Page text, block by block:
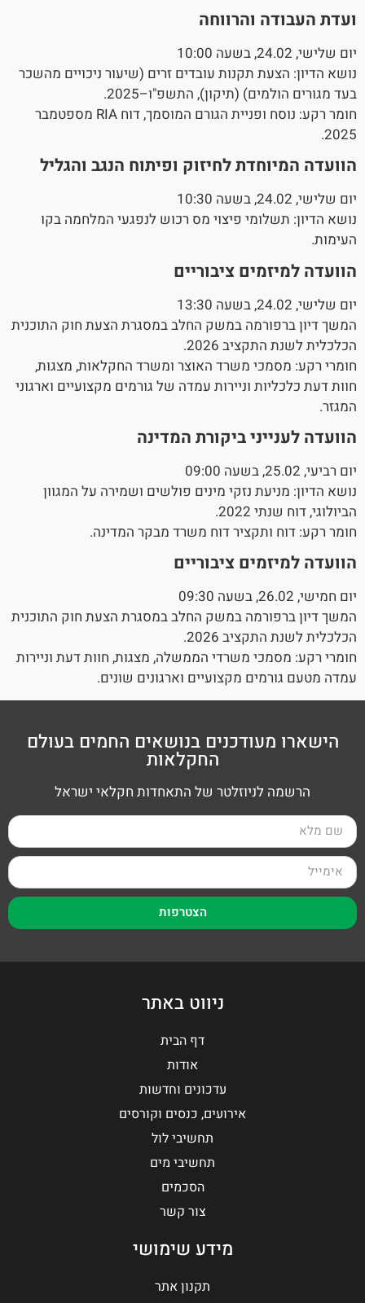
ועדת העבודה והרווחה
יום שלישי, 24.02, בשעה 10:00
נושא הדיון: הצעת תקנות עובדים זרים (שיעור ניכויים מהשכר
בעד מגורים הולמים) (תיקון), התשפ"ו–2025.
חומר רקע: נוסח ופניית הגורם המוסמך, דוח RIA מספטמבר
2025.
הוועדה המיוחדת לחיזוק ופיתוח הנגב והגליל
יום שלישי, 24.02, בשעה 10:30
נושא הדיון: תשלומי פיצוי מס רכוש לנפגעי המלחמה בקו
העימות.
הוועדה למיזמים ציבוריים
יום שלישי, 24.02, בשעה 13:30
המשך דיון ברפורמה במשק החלב במסגרת הצעת חוק התוכנית
הכלכלית לשנת התקציב 2026.
חומרי רקע: מסמכי משרד האוצר ומשרד החקלאות, מצגות,
חוות דעת כלכליות וניירות עמדה של גורמים מקצועיים וארגוני
המגזר.
הוועדה לענייני ביקורת המדינה
יום רביעי, 25.02, בשעה 09:00
נושא הדיון: מניעת נזקי מינים פולשים ושמירה על המגוון
הביולוגי, דוח שנתי 2022.
חומר רקע: דוח ותקציר דוח משרד מבקר המדינה.
הוועדה למיזמים ציבוריים
יום חמישי, 26.02, בשעה 09:30
המשך דיון ברפורמה במשק החלב במסגרת הצעת חוק התוכנית
הכלכלית לשנת התקציב 2026.
חומרי רקע: מסמכי משרדי הממשלה, מצגות, חוות דעת וניירות
עמדה מטעם גורמים מקצועיים וארגונים שונים.
הישארו מעודכנים בנושאים החמים בעולם
החקלאות
הרשמה לניוזלטר של התאחדות חקלאי ישראל
הצטרפות
ניווט באתר
דף הבית
אודות
עדכונים וחדשות
אירועים, כנסים וקורסים
תחשיבי לול
תחשיבי מים
הסכמים
צור קשר
מידע שימושי
תקנון אתר